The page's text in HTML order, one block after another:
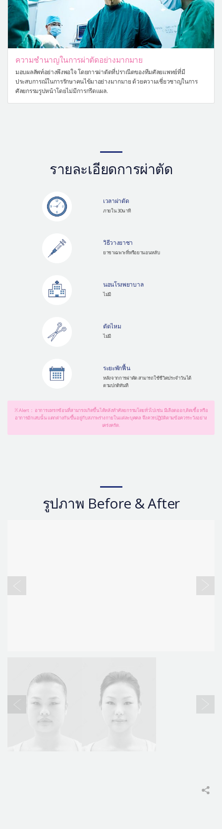
ความชำนาญในการผ่าตัดอย่างมากมาย
มอบผลลัพท์อย่างพึงพอใจ โดยการผ่าตัดที่ปราณีตของทีมศัลยแพทย์ที่มี
ประสบการณ์ในการรักษาคนไข้มาอย่างมากมาย ด้วยความเชี่ยวชาญในการ
ศัลยกรรมรูปหน้าโดยไม่มีการกรีดแผล.
รายละเอียดการผ่าตัด
เวลาผ่าตัด
ภายใน 30นาที
วิธีวางยาชา
ยาชาเฉพาะที่หรือยานอนหลับ
นอนโรงพยาบาล
ไม่มี
ตัดไหม
ไม่มี
ระยะพักฟื้น
หลังจากการผ่าตัด สามารถใช้ชีวิตประจำวันได้
ตามปกติทันที
※ Alert： อาการแทรกซ้อนที่สามารถเกิดขึ้นได้หลังทำศัลยกรรมโดยทั่วไปเช่น มีเลือดออก,ติดเชื้อ หรือ
อาการอักเสบนั้น แตกต่างกันขึ้นอยู่กับสภาพร่างกายในแต่ละบุคคล จึงควรปฏิบัติตามข้อควรระวังอย่าง
เคร่งครัด.
รูปภาพ Before & After